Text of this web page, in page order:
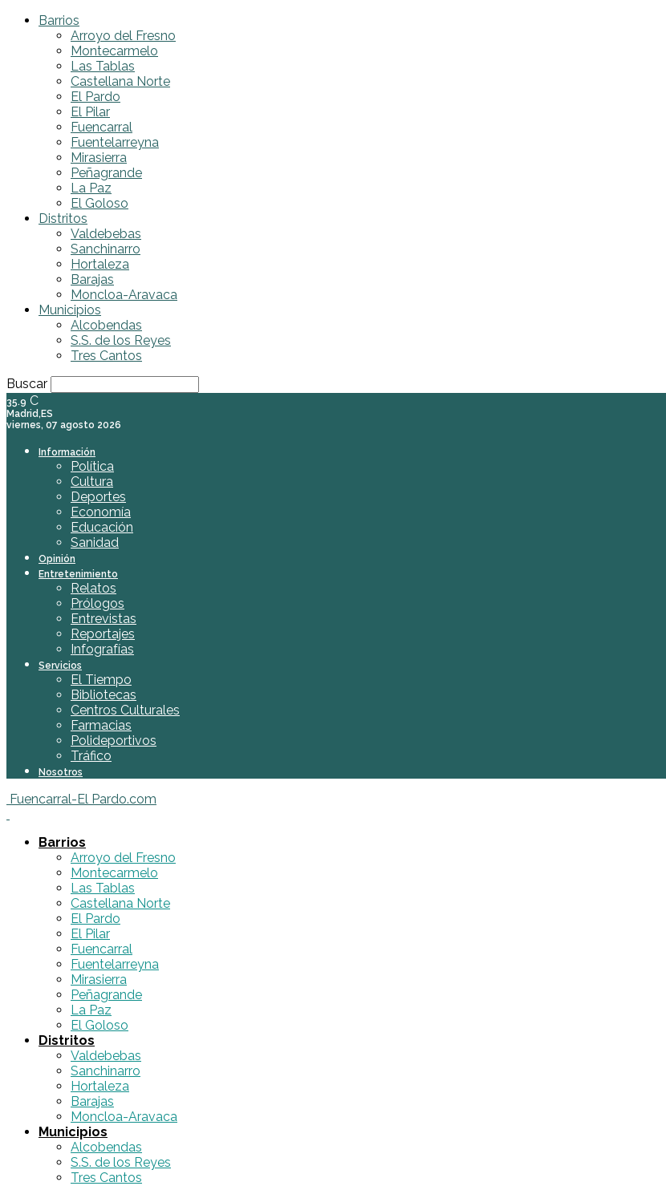
Barrios
Arroyo del Fresno
Montecarmelo
Las Tablas
Castellana Norte
El Pardo
El Pilar
Fuencarral
Fuentelarreyna
Mirasierra
Peñagrande
La Paz
El Goloso
Distritos
Valdebebas
Sanchinarro
Hortaleza
Barajas
Moncloa-Aravaca
Municipios
Alcobendas
S.S. de los Reyes
Tres Cantos
Buscar
35.9 C
Madrid,ES
viernes, 07 agosto 2026
Información
Política
Cultura
Deportes
Economía
Educación
Sanidad
Opinión
Entretenimiento
Relatos
Prólogos
Entrevistas
Reportajes
Infografías
Servicios
El Tiempo
Bibliotecas
Centros Culturales
Farmacias
Polideportivos
Tráfico
Nosotros
Fuencarral-El Pardo.com
Barrios
Arroyo del Fresno
Montecarmelo
Las Tablas
Castellana Norte
El Pardo
El Pilar
Fuencarral
Fuentelarreyna
Mirasierra
Peñagrande
La Paz
El Goloso
Distritos
Valdebebas
Sanchinarro
Hortaleza
Barajas
Moncloa-Aravaca
Municipios
Alcobendas
S.S. de los Reyes
Tres Cantos